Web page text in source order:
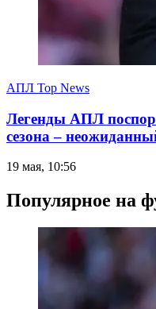
АПЛ Top News
Легенды АПЛ
сезона –
19 мая, 10:56
Популярное на